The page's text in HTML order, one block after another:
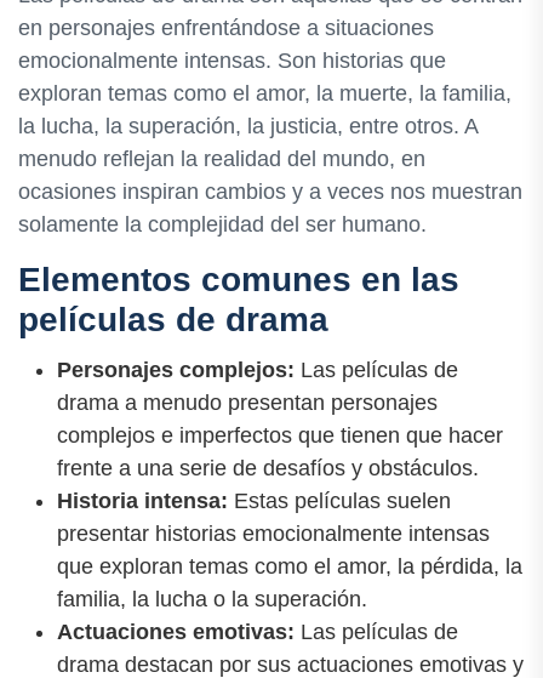
en personajes enfrentándose a situaciones
emocionalmente intensas. Son historias que
exploran temas como el amor, la muerte, la familia,
la lucha, la superación, la justicia, entre otros. A
menudo reflejan la realidad del mundo, en
ocasiones inspiran cambios y a veces nos muestran
solamente la complejidad del ser humano.
Elementos comunes en las
películas de drama
Personajes complejos: Las películas de
drama a menudo presentan personajes
complejos e imperfectos que tienen que hacer
frente a una serie de desafíos y obstáculos.
Historia intensa: Estas películas suelen
presentar historias emocionalmente intensas
que exploran temas como el amor, la pérdida, la
familia, la lucha o la superación.
Actuaciones emotivas: Las películas de
drama destacan por sus actuaciones emotivas y